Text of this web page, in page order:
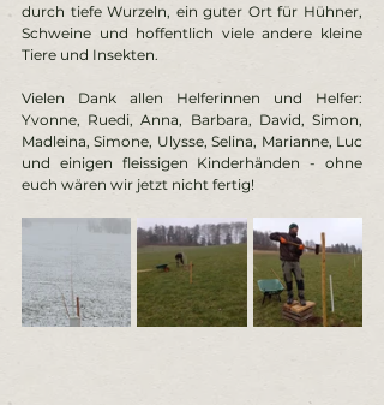
durch tiefe Wurzeln, ein guter Ort für Hühner,
Schweine und hoffentlich viele andere kleine
Tiere und Insekten.
Vielen Dank allen Helferinnen und Helfer:
Yvonne, Ruedi, Anna, Barbara, David, Simon,
Madleina, Simone, Ulysse, Selina, Marianne, Luc
und einigen fleissigen Kinderhänden - ohne
euch wären wir jetzt nicht fertig!